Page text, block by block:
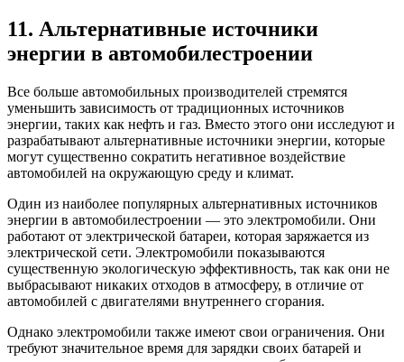
11. Альтернативные источники
энергии в автомобилестроении
Все больше автомобильных производителей стремятся
уменьшить зависимость от традиционных источников
энергии, таких как нефть и газ. Вместо этого они исследуют и
разрабатывают альтернативные источники энергии, которые
могут существенно сократить негативное воздействие
автомобилей на окружающую среду и климат.
Один из наиболее популярных альтернативных источников
энергии в автомобилестроении — это электромобили. Они
работают от электрической батареи, которая заряжается из
электрической сети. Электромобили показываются
существенную экологическую эффективность, так как они не
выбрасывают никаких отходов в атмосферу, в отличие от
автомобилей с двигателями внутреннего сгорания.
Однако электромобили также имеют свои ограничения. Они
требуют значительное время для зарядки своих батарей и